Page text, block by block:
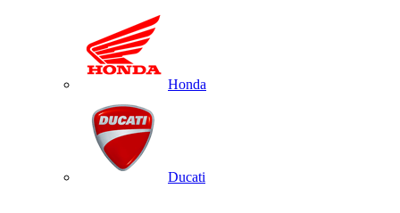
Honda
Ducati